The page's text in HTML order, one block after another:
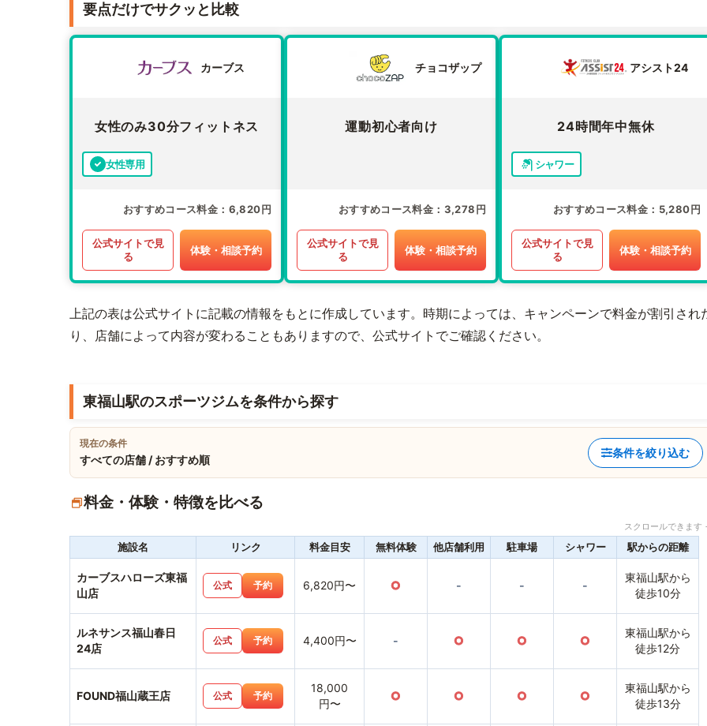
要点だけでサクッと比較
カーブス
女性のみ30分フィットネス
女性専用
おすすめコース料金 6,820円
公式サイトで見
る
体験・相談予約
チョコザップ
運動初心者向け
おすすめコース料金 3,278円
公式サイトで見
る
体験・相談予約
アシスト24
24時間年中無休
シャワー
おすすめコース料金 5,280円
公式サイトで見
る
体験・相談予約
上記の表は公式サイトに記載の情報をもとに作成しています。時期によっては、キャンペーンで料金が割引され
り、店舗によって内容が変わることもありますので、公式サイトでご確認ください。
東福山駅のスポーツジムを条件から探す
現在の条件
すべての店舗 / おすすめ順
条件を絞り込む
料金・体験・特徴を比べる
スクロールできま
施設名 リンク 料金目安 無料体験 他店舗利用 駐車場 シャワー 駅からの距離
カーブスハローズ東福
山店
公式 予約 6,820円〜 ○ - - -
東福山駅から
徒歩10分
ルネサンス福山春日
24店
公式 予約 4,400円〜 - ○ ○ ○
東福山駅から
徒歩12分
FOUND福山蔵王店 公式 予約
18,000
円〜
○ ○ ○ ○
東福山駅から
徒歩13分